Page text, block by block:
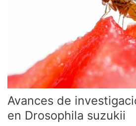
Avances de
en Drosophila suzukii